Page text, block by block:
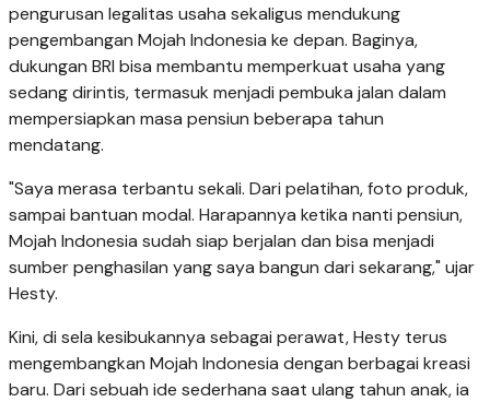
pengurusan legalitas usaha sekaligus mendukung
pengembangan Mojah Indonesia ke depan. Baginya,
dukungan BRI bisa membantu memperkuat usaha yang
sedang dirintis, termasuk menjadi pembuka jalan dalam
mempersiapkan masa pensiun beberapa tahun
mendatang.
"Saya merasa terbantu sekali. Dari pelatihan, foto produk,
sampai bantuan modal. Harapannya ketika nanti pensiun,
Mojah Indonesia sudah siap berjalan dan bisa menjadi
sumber penghasilan yang saya bangun dari sekarang," ujar
Hesty.
Kini, di sela kesibukannya sebagai perawat, Hesty terus
mengembangkan Mojah Indonesia dengan berbagai kreasi
baru. Dari sebuah ide sederhana saat ulang tahun anak, ia